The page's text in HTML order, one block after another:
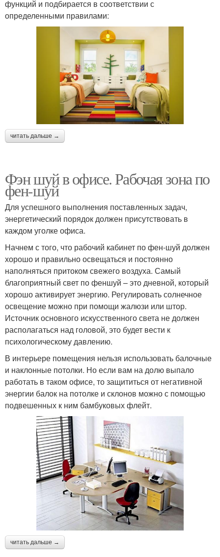
функций и подбирается в соответствии с
определенными правилами:
читать дальше →
Фэн шуй в офисе. Рабочая зона по
фен-шуй
Для успешного выполнения поставленных задач,
энергетический порядок должен присутствовать в
каждом уголке офиса.
Начнем с того, что рабочий кабинет по фен-шуй должен
хорошо и правильно освещаться и постоянно
наполняться притоком свежего воздуха. Самый
благоприятный свет по феншуй – это дневной, который
хорошо активирует энергию. Регулировать солнечное
освещение можно при помощи жалюзи или штор.
Источник основного искусственного света не должен
располагаться над головой, это будет вести к
психологическому давлению.
В интерьере помещения нельзя использовать балочные
и наклонные потолки. Но если вам на долю выпало
работать в таком офисе, то защититься от негативной
энергии балок на потолке и склонов можно с помощью
подвешенных к ним бамбуковых флейт.
читать дальше →